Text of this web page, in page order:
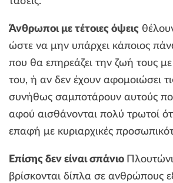
Άνθρωποι με τέτοιες όψεις
ώστε να μην υπάρχει κάποιος
που θα επηρεάζει την ζωή τους
του, ή αν δεν έχουν αφομοιώσει
συνήθως σαμποτάρουν αυτούς
αφού αισθάνονται πολύ τρωτοί
επαφή με κυριαρχικές
Επίσης δεν είναι σπάνιο
βρίσκονται δίπλα σε ανθρώπους